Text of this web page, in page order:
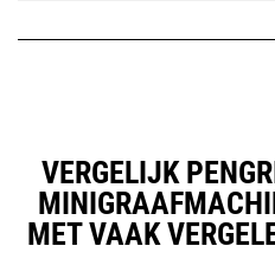
VERGELIJK
MET VAAK